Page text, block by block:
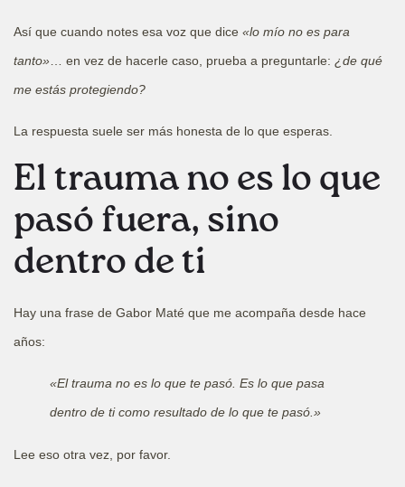
Así que cuando notes esa voz que dice «lo mío no es para
tanto» … en vez de hacerle caso, prueba a preguntarle: ¿de qué
me estás protegiendo?
La respuesta suele ser más honesta de lo que esperas.
El trauma no es lo que
pasó fuera, sino
dentro de ti
Hay una frase de Gabor Maté que me acompaña desde hace
años:
«El trauma no es lo que te pasó. Es lo que pasa
dentro de ti como resultado de lo que te pasó.»
Lee eso otra vez, por favor.